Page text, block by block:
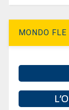
MONDO FLE